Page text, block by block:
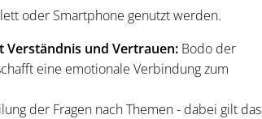
oder Smartphone genutzt werden.
Verständnis und Vertrauen: Bodo der
eine emotionale Verbindung zum
der Fragen nach Themen - dabei gilt das